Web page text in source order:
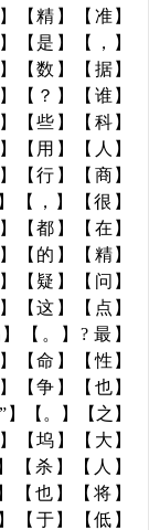
【精】【准】
【是】【，】
【数】【据】
【？】【谁】
【些】【科】
【用】【人】
【行】【商】
【，】【很】
【都】【在】
【的】【精】
【疑】【问】
【这】【点】
【。】? 最】
【命】【性】
【争】【也】
【。】【之】
【坞】【大】
【杀】【人】
【也】【将】
【于】【低】